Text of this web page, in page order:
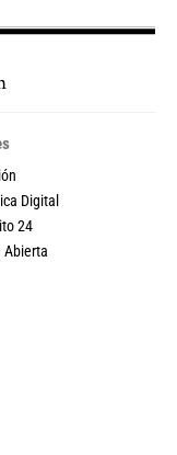
Digital
24
Abierta